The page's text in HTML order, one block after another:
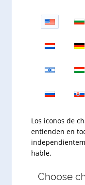
Los iconos de
entienden en
hable.
Choose